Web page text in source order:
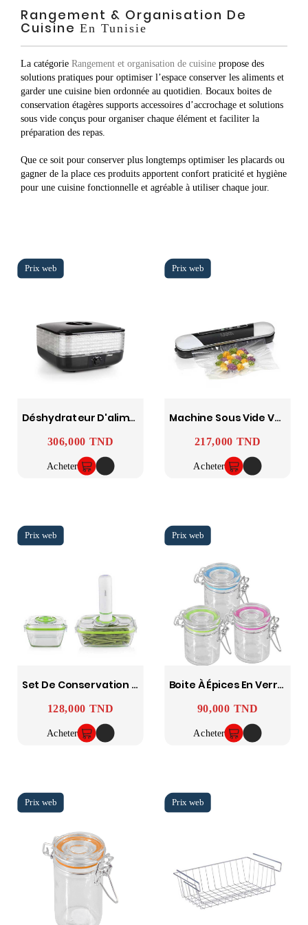
Rangement & Organisation De
Cuisine En Tunisie
La catégorie Rangement et organisation de cuisine propose des
solutions pratiques pour optimiser l’espace conserver les aliments et
garder une cuisine bien ordonnée au quotidien. Bocaux boites de
conservation étagères supports accessoires d’accrochage et solutions
sous vide conçus pour organiser chaque élément et faciliter la
préparation des repas.
Que ce soit pour conserver plus longtemps optimiser les placards ou
gagner de la place ces produits apportent confort praticité et hygiène
pour une cuisine fonctionnelle et agréable à utiliser chaque jour.
Déshydrateur D'aliments 6 Niveaux PRINCESS
Prix
306,000 TND
Acheter
Machine Sous Vide VT3205 90Watts - Gris LAICA
Prix
217,000 TND
Acheter
Set De Conservation Sous Vide 0.7+1.1l PRINCESS
Prix
128,000 TND
Acheter
Boite À Épices En Verre 6.5x4 En Display 12 - FACKELMANN
Prix
90,000 TND
Acheter